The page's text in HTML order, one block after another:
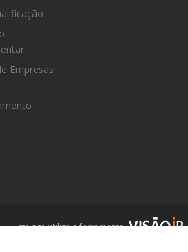
-
Empresas
Este site utiliza a ferramenta